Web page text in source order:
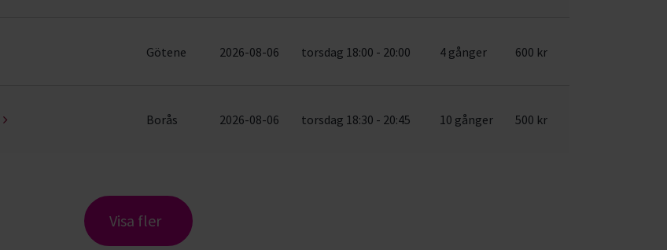
Götene 2026-08-06 torsdag 18:00 - 20:00 4 gånger 600 kr
Borås 2026-08-06 torsdag 18:30 - 20:45 10 gånger 500 kr
Visa fler